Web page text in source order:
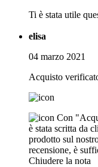
Ti è stata utile
elisa
04 marzo 2021
Acquisto
Con
è stata scritta da
prodotto sul
recensione, è
Chiudere la nota